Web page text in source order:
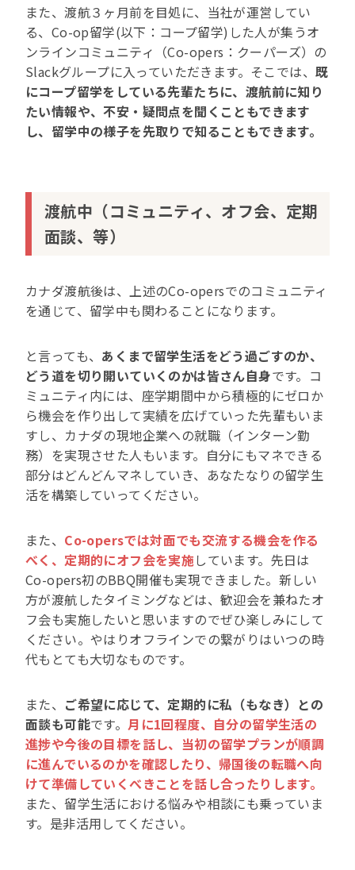
また、渡航３ヶ月前を目処に、当社が運営してい
る、Co-op留学(以下：コープ留学)した人が集うオ
ンラインコミュニティ（Co-opers：クーパーズ）の
Slackグループに入っていただきます。そこでは、 既
にコープ留学をしている先輩たちに、渡航前に知り
たい情報や、不安・疑問点を聞くこともできます
し、留学中の様子を先取りで知ることもできます。
渡航中（コミュニティ、オフ会、定期
面談、等）
カナダ渡航後は、上述のCo-opersでのコミュニティ
を通じて、留学中も関わることになります。
と言っても、 あくまで留学生活をどう過ごすのか、
どう道を切り開いていくのかは皆さん自身です。コ
ミュニティ内には、座学期間中から積極的にゼロか
ら機会を作り出して実績を広げていった先輩もいま
すし、カナダの現地企業への就職（インターン勤
務）を実現させた人もいます。自分にもマネできる
部分はどんどんマネしていき、あなたなりの留学生
活を構築していってください。
また、 Co-opersでは対面でも交流する機会を作る
べく、定期的にオフ会を実施しています。先日は
Co-opers初のBBQ開催も実現できました。新しい
方が渡航したタイミングなどは、歓迎会を兼ねたオ
フ会も実施したいと思いますのでぜひ楽しみにして
ください。やはりオフラインでの繋がりはいつの時
代もとても大切なものです。
また、 ご希望に応じて、定期的に私（もなき）との
面談も可能です。月に1回程度、自分の留学生活の
進捗や今後の目標を話し、当初の留学プランが順調
に進んでいるのかを確認したり、帰国後の転職へ向
けて準備していくべきことを話し合ったりします。
また、留学生活における悩みや相談にも乗っていま
す。是非活用してください。